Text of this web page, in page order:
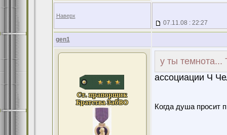
Наверх
07.11.08 : 22:27
gen1
у ты темнота...
ассоциации Ч
Когда душа просит